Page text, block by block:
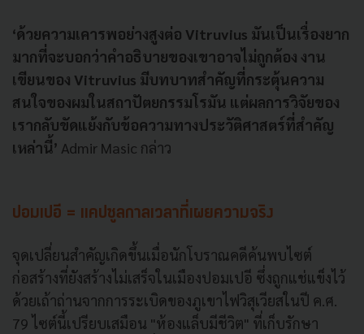
‘ด้วยความเคารพอย่างสูงต่อ Vitruvius มันเป็นเรื่องยาก
มากที่จะบอกว่าคำอธิบายของเขาอาจไม่ถูกต้อง งาน
เขียนของ Vitruvius มีบทบาทสำคัญที่กระตุ้นความ
สนใจของผมในสถาปัตยกรรมโรมัน แต่ผลการวิจัยของ
เรากลับขัดแย้งกับข้อความทางประวัติศาสตร์ที่สำคัญ
เหล่านี้’ Admir Masic กล่าว
ปอมเปอี = แคปซูลกาลเวลาที่เผยความจริง
จุดเปลี่ยนสำคัญเกิดขึ้นเมื่อนักโบราณคดีค้นพบไซต์
ก่อสร้างที่ยังสร้างไม่เสร็จในเมืองปอมเปอี ซึ่งถูกแช่แข็งไว้
ด้วยเถ้าถ่านจากการระเบิดของภูเขาไฟวิสุเวียสในปี ค.ศ.
79 ไซต์นี้เปรียบเสมือน "ห้องแล็บมีชีวิต" ที่เก็บรักษา